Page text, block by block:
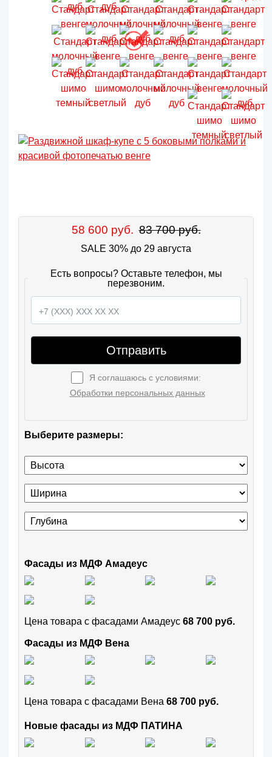
58 600 руб. 83 700 руб.
SALE 30% до 29 августа
Есть вопросы? Оставьте телефон, мы
перезвоним.
Отправить
Я соглашаюсь с условиями:
Обработки персональных данных
Выберите размеры:
Фасады из МДФ Амадеус
Цена товара с фасадами Амадеус 68 700 руб.
Фасады из МДФ Вена
Цена товара с фасадами Вена 68 700 руб.
Новые фасады из МДФ ПАТИНА